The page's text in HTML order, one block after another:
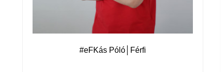
#eFKás Póló│Férfi